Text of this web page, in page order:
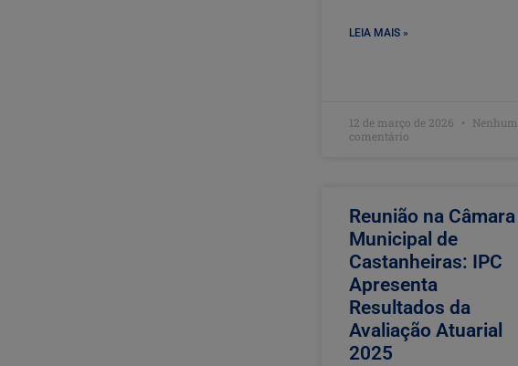
LEIA MAIS »
12 de março de 2026
Nenhum
comentário
Reunião na Câmara
Municipal de
Castanheiras: IPC
Apresenta
Resultados da
Avaliação Atuarial
2025